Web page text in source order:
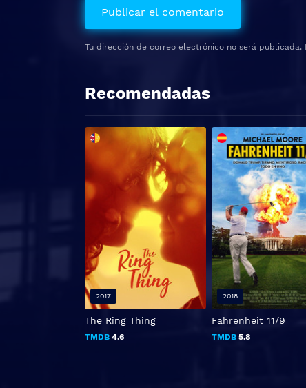
Tu dirección de correo electrónico no será publicada.
Recomendadas
The Ring Thing
TMDB 4.6
2017
Fahrenheit 11/9
TMDB 5.8
2018